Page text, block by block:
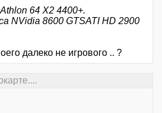
64 X2 4400+.
NVidia 8600 GTSATI HD 2900
далеко не игрового .. ?